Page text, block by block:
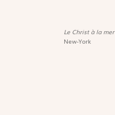
Le Christ à la
New-York